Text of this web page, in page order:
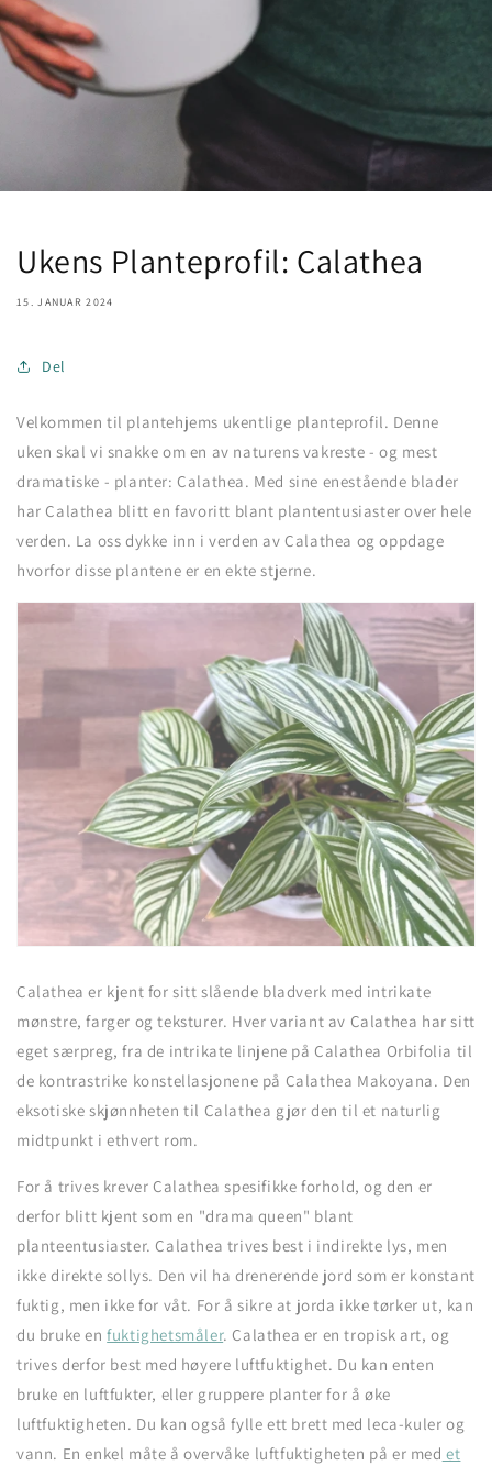
Ukens Planteprofil: Calathea
15. JANUAR 2024
Del
Velkommen til plantehjems ukentlige planteprofil. Denne
uken skal vi snakke om en av naturens vakreste - og mest
dramatiske - planter: Calathea. Med sine enestående blader
har Calathea blitt en favoritt blant plantentusiaster over hele
verden. La oss dykke inn i verden av Calathea og oppdage
hvorfor disse plantene er en ekte stjerne.
Calathea er kjent for sitt slående bladverk med intrikate
mønstre, farger og teksturer. Hver variant av Calathea har sitt
eget særpreg, fra de intrikate linjene på Calathea Orbifolia til
de kontrastrike konstellasjonene på Calathea Makoyana. Den
eksotiske skjønnheten til Calathea gjør den til et naturlig
midtpunkt i ethvert rom.
For å trives krever Calathea spesifikke forhold, og den er
derfor blitt kjent som en "drama queen" blant
planteentusiaster. Calathea trives best i indirekte lys, men
ikke direkte sollys. Den vil ha drenerende jord som er konstant
fuktig, men ikke for våt. For å sikre at jorda ikke tørker ut, kan
du bruke enfuktighetsmåler. Calathea er en tropisk art, og
trives derfor best med høyere luftfuktighet. Du kan enten
bruke en luftfukter, eller gruppere planter for å øke
luftfuktigheten. Du kan også fylle ett brett med leca-kuler og
vann. En enkel måte å overvåke luftfuktigheten på er med et